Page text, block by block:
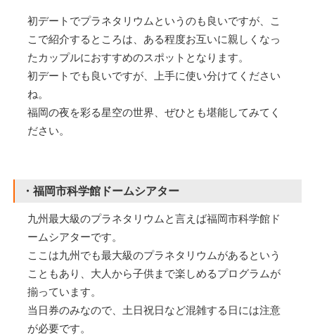
初デートでプラネタリウムというのも良いですが、こ
こで紹介するところは、ある程度お互いに親しくなっ
たカップルにおすすめのスポットとなります。
初デートでも良いですが、上手に使い分けてください
ね。
福岡の夜を彩る星空の世界、ぜひとも堪能してみてく
ださい。
・福岡市科学館ドームシアター
九州最大級のプラネタリウムと言えば福岡市科学館ド
ームシアターです。
ここは九州でも最大級のプラネタリウムがあるという
こともあり、大人から子供まで楽しめるプログラムが
揃っています。
当日券のみなので、土日祝日など混雑する日には注意
が必要です。